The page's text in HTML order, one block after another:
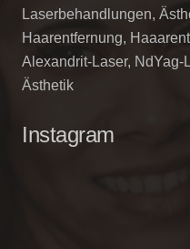
Laserbehandlungen,
Haarentfernung,
Alexandrit-Laser, NdYag-
Ästhetik
Instagram